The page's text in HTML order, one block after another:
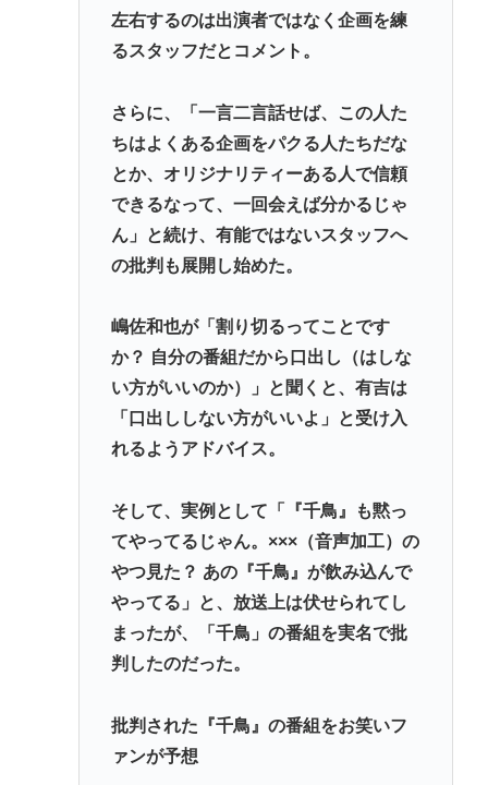
Powered by livedoor 相互RSS
左右するのは出演者ではなく企画を練
るスタッフだとコメント。
さらに、「一言二言話せば、この人た
ちはよくある企画をパクる人たちだな
とか、オリジナリティーある人で信頼
できるなって、一回会えば分かるじゃ
ん」と続け、有能ではないスタッフへ
の批判も展開し始めた。
嶋佐和也が「割り切るってことです
か？ 自分の番組だから口出し（はしな
い方がいいのか）」と聞くと、有吉は
「口出ししない方がいいよ」と受け入
れるようアドバイス。
そして、実例として「『千鳥』も黙っ
てやってるじゃん。×××（音声加工）の
やつ見た？ あの『千鳥』が飲み込んで
やってる」と、放送上は伏せられてし
まったが、「千鳥」の番組を実名で批
判したのだった。
批判された『千鳥』の番組をお笑いフ
ァンが予想